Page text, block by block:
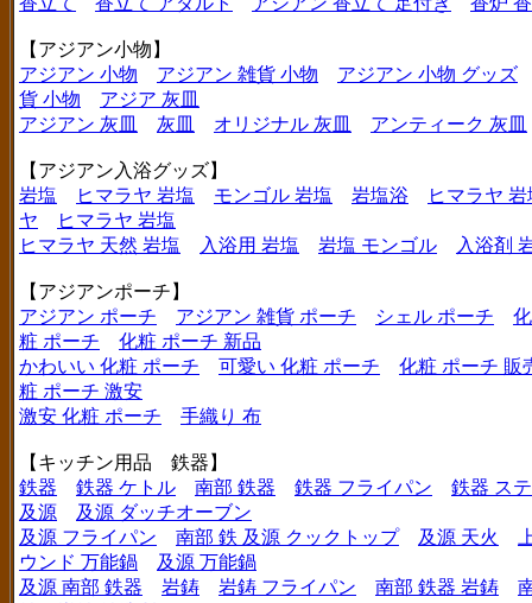
【アジアン小物】
アジアン 小物
アジアン 雑貨 小物
アジアン 小物 グッズ
貨 小物
アジア 灰皿
アジアン 灰皿
灰皿 オリジナル 灰皿 アンティーク 灰皿
【アジアン入浴グッズ】
岩塩
ヒマラヤ 岩塩 モンゴル 岩塩 岩塩浴
ヒマラヤ
ヤ
ヒマラヤ 岩塩
ヒマラヤ 天然 岩塩
入浴用 岩塩 岩塩 モンゴル 入浴剤
【アジアンポーチ】
アジアン ポーチ
アジアン 雑貨 ポーチ シェル ポーチ
粧 ポーチ
化粧 ポーチ 新品
かわいい 化粧 ポーチ
可愛い 化粧 ポーチ
化粧 ポーチ 販
粧 ポーチ 激安
激安 化粧 ポーチ
手織り 布
【キッチン用品 鉄器】
鉄器
鉄器 ケトル 南部 鉄器 鉄器 フライパン
鉄器 ス
及源
及源 ダッチオーブン
及源 フライパン
南部 鉄 及源 クックトップ 及源 天火
ウンド 万能鍋
及源 万能鍋
及源 南部 鉄器
岩鋳 岩鋳 フライパン 南部 鉄器 岩鋳